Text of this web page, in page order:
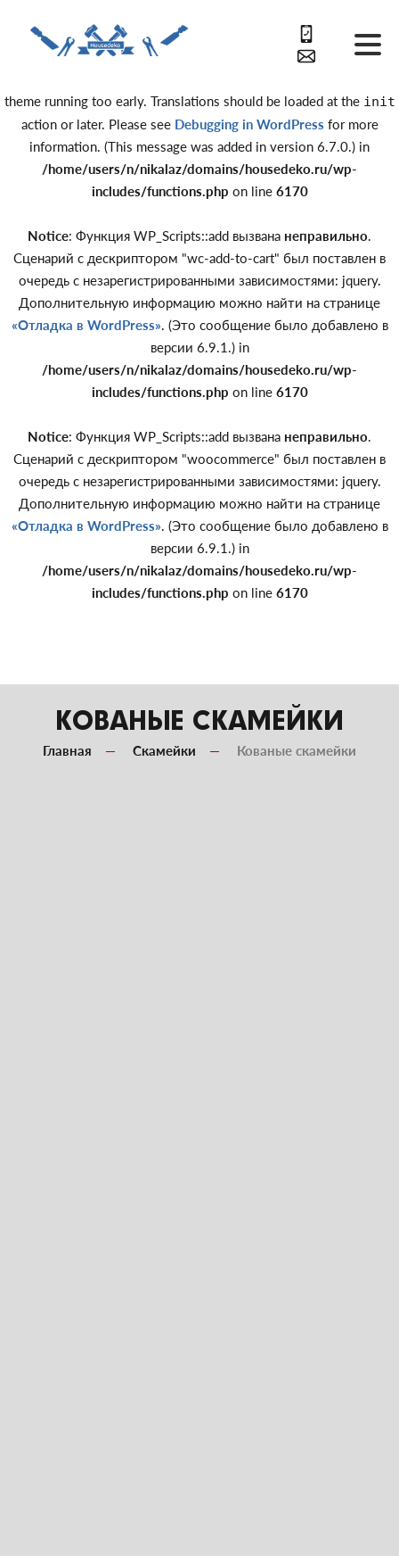
Notice: Function _load_textdomain_just_in_time was called
incorrectly . Translation loading for the
domain was triggered
theme running too early. Translations should be loaded at the init
action or later. Please see Debugging in WordPress for more
information. (This message was added in version 6.7.0.) in
/home/users/n/nikalaz/domains/housedeko.ru/wp-
includes/functions.php on line 6170
Notice: Функция WP_Scripts::add вызвана неправильно.
Сценарий с дескриптором "wc-add-to-cart" был поставлен в
очередь с незарегистрированными зависимостями: jquery.
Дополнительную информацию можно найти на странице
«Отладка в WordPress». (Это сообщение было добавлено в
версии 6.9.1.) in
/home/users/n/nikalaz/domains/housedeko.ru/wp-
includes/functions.php on line 6170
Notice: Функция WP_Scripts::add вызвана неправильно.
Сценарий с дескриптором "woocommerce" был поставлен в
очередь с незарегистрированными зависимостями: jquery.
Дополнительную информацию можно найти на странице
«Отладка в WordPress». (Это сообщение было добавлено в
версии 6.9.1.) in
/home/users/n/nikalaz/domains/housedeko.ru/wp-
includes/functions.php on line 6170
КОВАНЫЕ СКАМЕЙКИ
Главная Скамейки Кованые скамейки